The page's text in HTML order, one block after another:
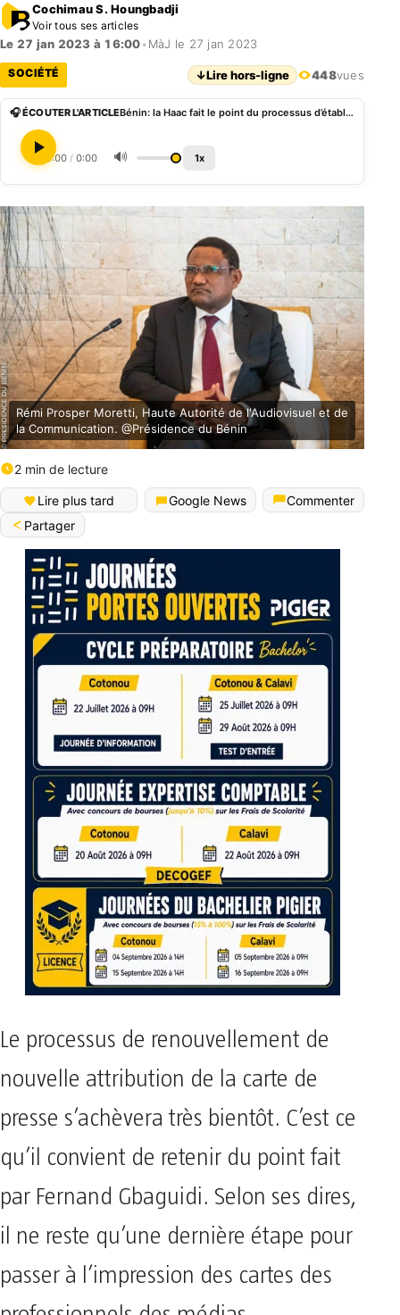
Cochimau S. Houngbadji
Voir tous ses articles
Le 27 jan 2023 à 16:00• MàJ le 27 jan 2023
SOCIÉTÉ ↓Lire hors-ligne 448vues
🎧 ÉCOUTER L'ARTICLE Bénin: la Haac fait le point du processus d’établissement de la carte de presse
0:00 / 0:00 🔊 1x
Rémi Prosper Moretti, Haute Autorité de l'Audiovisuel et de
la Communication. @Présidence du Bénin
2 min de lecture
Lire plus tard Google News
Commenter
Partager
Le processus de renouvellement de
nouvelle attribution de la carte de
presse s’achèvera très bientôt. C’est ce
qu’il convient de retenir du point fait
par Fernand Gbaguidi. Selon ses dires,
il ne reste qu’une dernière étape pour
passer à l’impression des cartes des